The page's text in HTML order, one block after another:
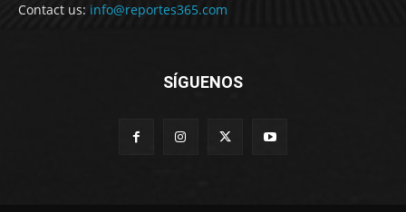
Contact us: info@reportes365.com
SÍGUENOS